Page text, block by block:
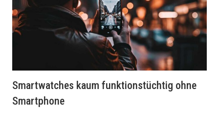
Smartwatches kaum funktionstüchtig ohne
Smartphone